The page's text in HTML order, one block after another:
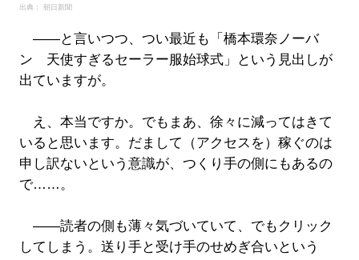
出典： 朝日新聞
――と言いつつ、つい最近も「橋本環奈ノーバ
ン 天使すぎるセーラー服始球式」という見出しが
出ていますが。
え、本当ですか。でもまあ、徐々に減ってはきて
いると思います。だまして（アクセスを）稼ぐのは
申し訳ないという意識が、つくり手の側にもあるの
で……。
――読者の側も薄々気づいていて、でもクリック
してしまう。送り手と受け手のせめぎ合いという